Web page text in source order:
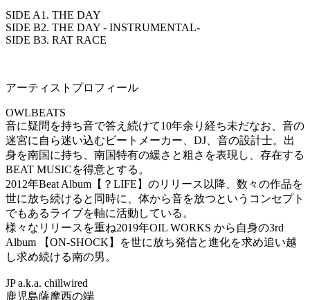
SIDE A1. THE DAY
SIDE B2. THE DAY - INSTRUMENTAL-
SIDE B3. RAT RACE
アーティストプロフィール
OWLBEATS
音に疑問を持ち音で答え続けて10年余り経ち未だなお、音の
迷宮に自ら迷い込むビートメーカー、DJ、音の設計士。出
身を南国に持ち、南国特有の緩さと粗さを表現し、存在する
BEAT MUSICを得意とする。
2012年Beat Album【？LIFE】のリリース以降、数々の作品を
世に放ち続けると同時に、体から音を放つというコンセプト
でもあるライブを軸に活動している。
様々なリリースを重ね2019年OIL WORKS から自身の3rd
Album 【ON-SHOCK】を世に放ち発信と進化を求め追い越
し求め続ける南の男。
JP a.k.a. chillwired
鹿児島薩摩西の端